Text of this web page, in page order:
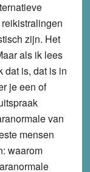
zijn. Het
als ik lees
dat is, dat is in
je een of
van
mensen
waarom